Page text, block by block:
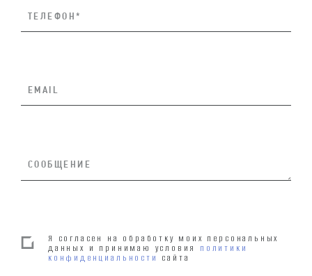
Я согласен на обработку моих персональных
данных и принимаю условия политики
конфиденциальности сайта